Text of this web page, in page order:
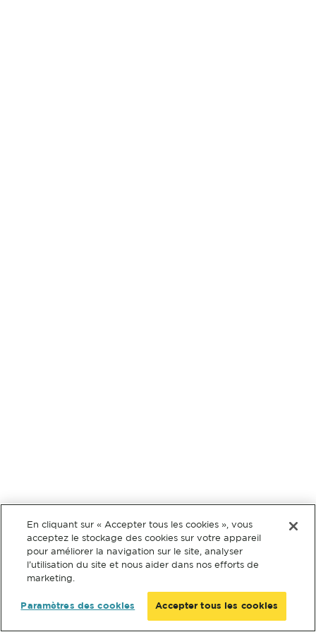
En cliquant sur « Accepter tous les cookies », vous
acceptez le stockage des cookies sur votre appareil
pour améliorer la navigation sur le site, analyser
l’utilisation du site et nous aider dans nos efforts de
marketing.
Paramètres des cookies Accepter tous les cookies